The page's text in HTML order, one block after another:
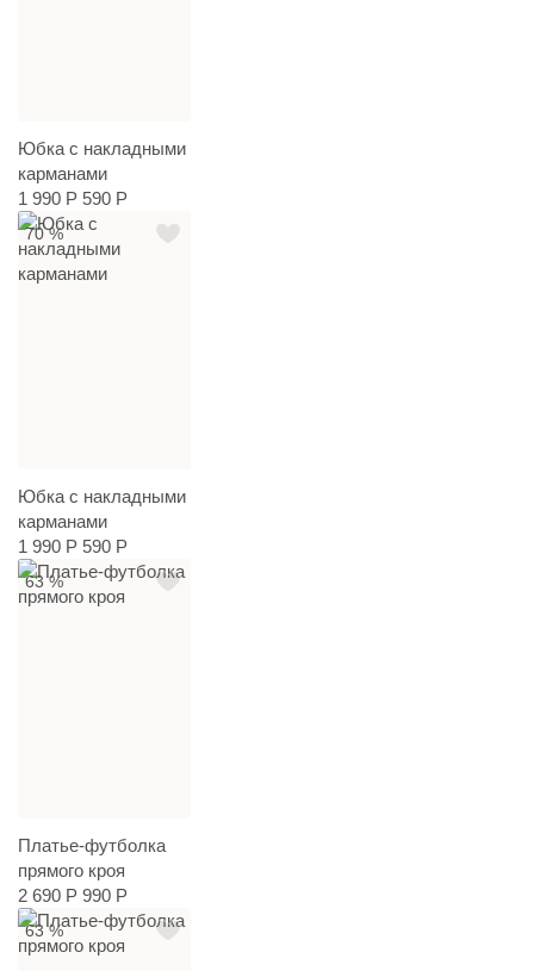
Юбка с накладными
карманами
1 990 Р 590 Р
70 %
Юбка с накладными
карманами
1 990 Р 590 Р
63 %
Платье-футболка
прямого кроя
2 690 Р 990 Р
63 %